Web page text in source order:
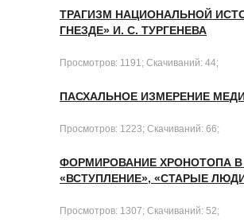
ТРАГИЗМ НАЦИОНАЛЬНОЙ
ГНЕЗДЕ» И. С. ТУРГЕНЕВА
Просмотров: 1191; Скачиваний: 44;
ПАСХАЛЬНОЕ ИЗМЕРЕНИЕ
Просмотров: 1223; Скачиваний: 66;
ФОРМИРОВАНИЕ ХРОНОТОПА В
«ВСТУПЛЕНИЕ», «СТАРЫЕ
Просмотров: 1307; Скачиваний: 52;